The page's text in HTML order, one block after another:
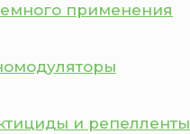
применения
и репелленты